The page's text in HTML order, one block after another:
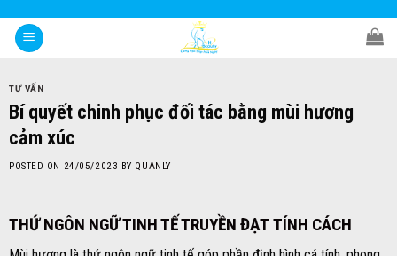
content
TƯ VẤN
Bí quyết chinh phục đối tác bằng mùi hương
cảm xúc
POSTED ON 24/05/2023 BY QUANLY
THỨ NGÔN NGỮ TINH TẾ TRUYỀN ĐẠT TÍNH CÁCH